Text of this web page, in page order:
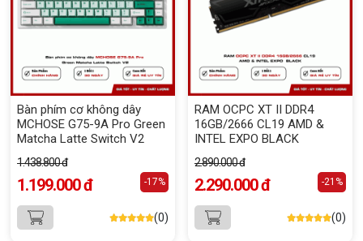
Bàn phím cơ không dây
MCHOSE G75-9A Pro Green
Matcha Latte Switch V2
1.438.800 đ
1.199.000 đ -17%
(0)
RAM OCPC XT II DDR4
16GB/2666 CL19 AMD &
INTEL EXPO BLACK
2.890.000 đ
2.290.000 đ -21%
(0)